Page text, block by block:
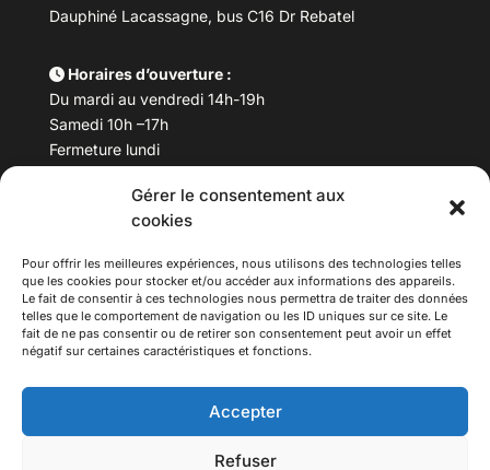
Gérer le consentement aux
cookies
Pour offrir les meilleures expériences, nous utilisons des technologies telles
que les cookies pour stocker et/ou accéder aux informations des appareils.
Le fait de consentir à ces technologies nous permettra de traiter des données
telles que le comportement de navigation ou les ID uniques sur ce site. Le
fait de ne pas consentir ou de retirer son consentement peut avoir un effet
négatif sur certaines caractéristiques et fonctions.
Accepter
Refuser
Dauphiné Lacassagne, bus C16 Dr Rebatel
Horaires d’ouverture :
Du mardi au vendredi 14h-19h
Samedi 10h –17h
Fermeture lundi
Téléphone : 04 78 53 06 40
maisondesculturesasiatiques@asiexpo.com